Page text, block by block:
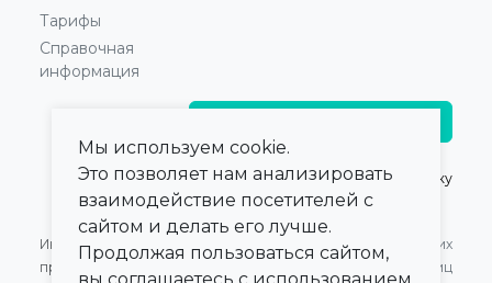
Тарифы
Справочная
информация
© 2021 — 2026,ПроКлинику
Информация,
представленная на сайте,
Оферта для Юридических
лиц
Мы используем cookie.
Это позволяет нам анализировать
взаимодействие посетителей с
сайтом и делать его лучше.
Продолжая пользоваться сайтом,